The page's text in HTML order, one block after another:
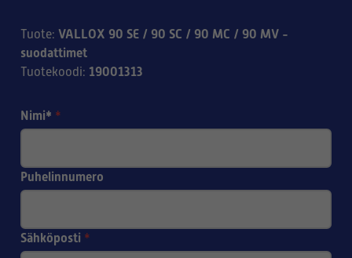
Tuote: VALLOX 90 SE / 90 SC / 90 MC / 90 MV -
suodattimet
Tuotekoodi: 19001313
Nimi* *
Puhelinnumero
Sähköposti *